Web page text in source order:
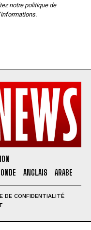
notrepolitique de
ANGLAIS ARABE
DE CONFIDENTIALITÉ